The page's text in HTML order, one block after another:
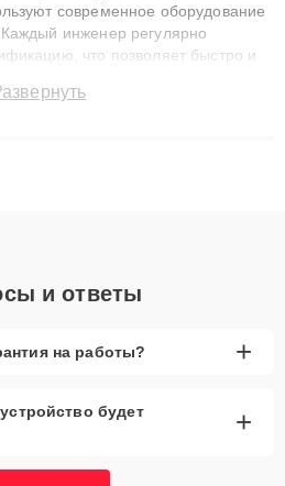
современное оборудование
инженер регулярно
что позволяет быстро и
лет. Наши мастера решают
и ответы
на работы? +
будет
+